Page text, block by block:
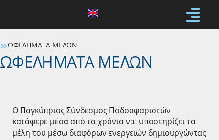
ΩΦΕΛΗΜΑΤΑ ΜΕΛΩΝ
ΩΦΕΛΗΜΑΤΑ ΜΕΛΩΝ
Ο Παγκύπριος Σύνδεσμος Ποδοσφαριστών
κατάφερε μέσα από τα χρόνια να υποστηρίζει τα
μέλη του μέσω διαφόρων ενεργειών δημιουργώντας